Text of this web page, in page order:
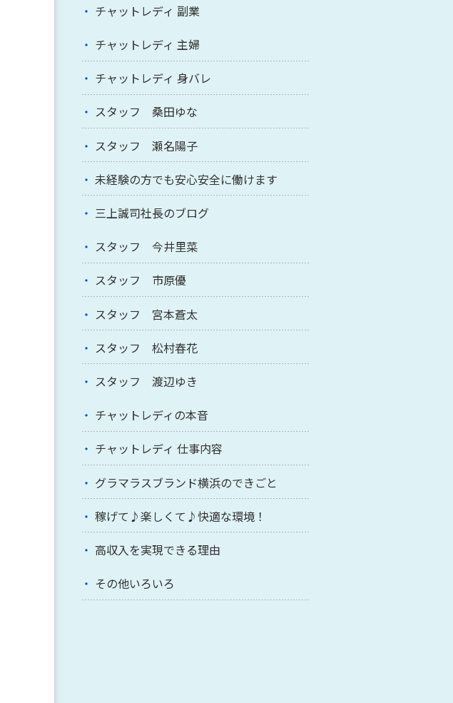
チャットレディ 副業
チャットレディ 主婦
チャットレディ 身バレ
スタッフ 桑田ゆな
スタッフ 瀬名陽子
未経験の方でも安心安全に働けます
三上誠司社長のブログ
スタッフ 今井里菜
スタッフ 市原優
スタッフ 宮本蒼太
スタッフ 松村春花
スタッフ 渡辺ゆき
チャットレディの本音
チャットレディ 仕事内容
グラマラスブランド横浜のできごと
稼げて♪楽しくて♪快適な環境！
高収入を実現できる理由
その他いろいろ